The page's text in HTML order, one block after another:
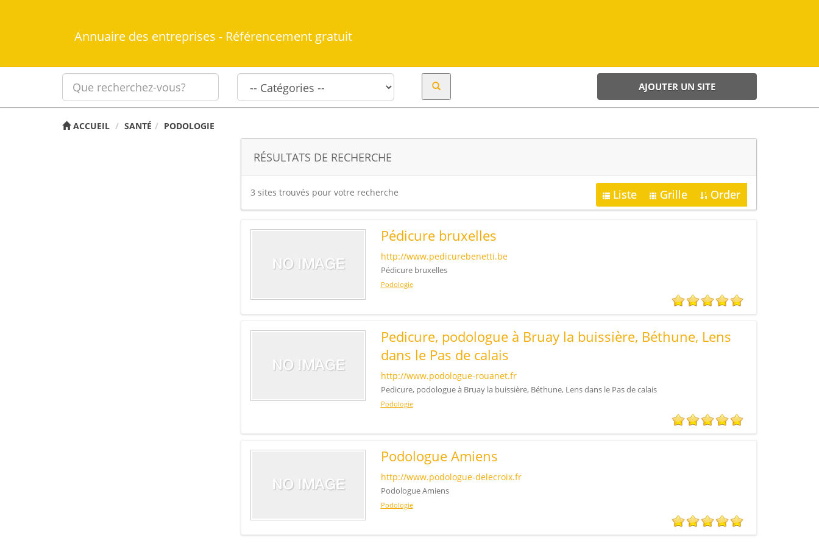
Annuaire des entreprises - Référencement gratuit
AJOUTER UN SITE
ACCUEIL SANTÉ PODOLOGIE
RÉSULTATS DE RECHERCHE
3 sites trouvés pour votre recherche Liste Grille Order
Pédicure bruxelles
http://www.pedicurebenetti.be
Pédicure bruxelles
Podologie
Pedicure, podologue à Bruay la buissière, Béthune, Lens
dans le Pas de calais
http://www.podologue-rouanet.fr
Pedicure, podologue à Bruay la buissière, Béthune, Lens dans le Pas de calais
Podologie
Podologue Amiens
http://www.podologue-delecroix.fr
Podologue Amiens
Podologie